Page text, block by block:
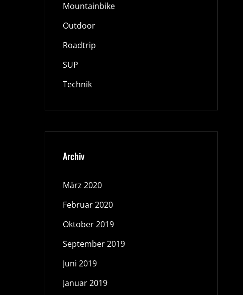
Mountainbike
Outdoor
Roadtrip
SUP
Technik
Archiv
März 2020
Februar 2020
Oktober 2019
September 2019
Juni 2019
Januar 2019